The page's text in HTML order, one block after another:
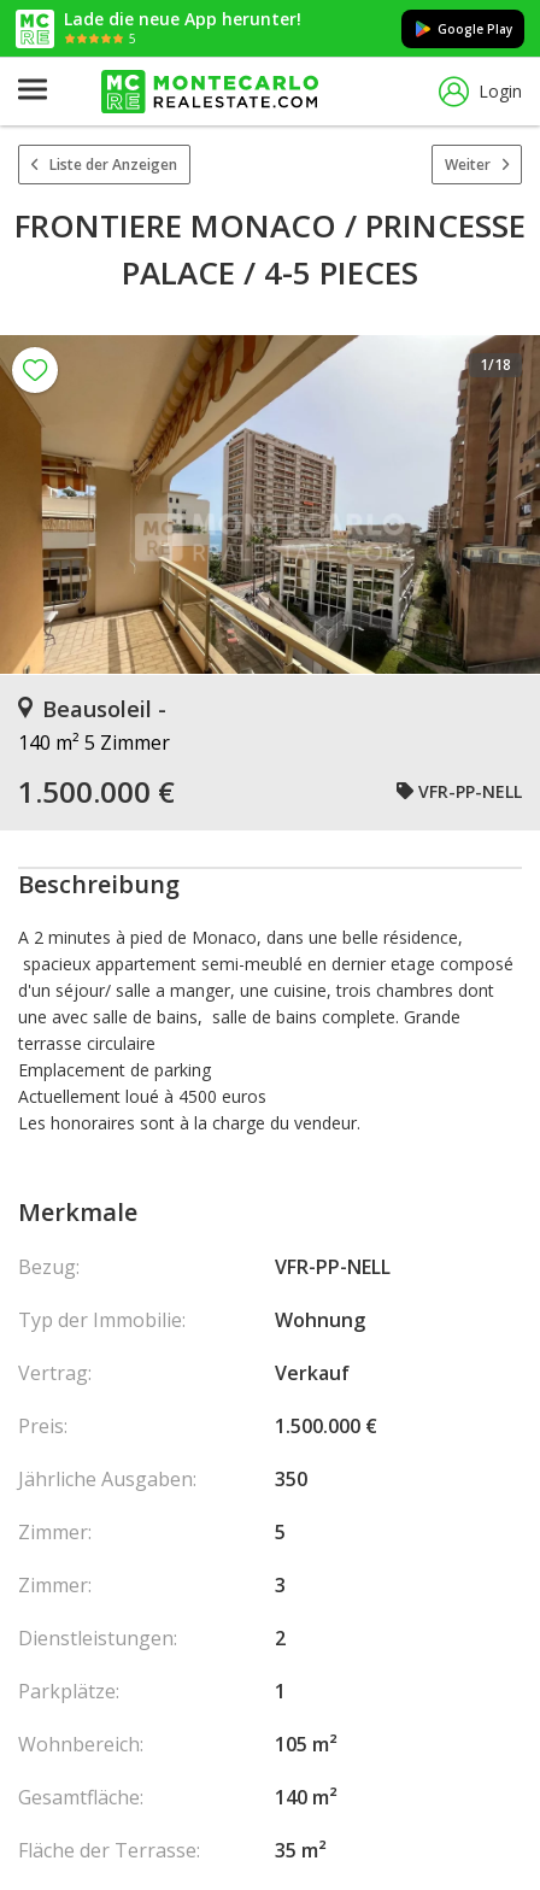
Lade die neue App herunter!
5
Google Play
Login
Liste der Anzeigen Weiter
FRONTIERE MONACO / PRINCESSE
PALACE / 4-5 PIECES
1/18
Beausoleil -
140 m² 5 Zimmer
1.500.000 € VFR-PP-NELL
Beschreibung
A 2 minutes à pied de Monaco, dans une belle résidence,
spacieux appartement semi-meublé en dernier etage composé
d'un séjour/ salle a manger, une cuisine, trois chambres dont
une avec salle de bains, salle de bains complete. Grande
terrasse circulaire
Emplacement de parking
Actuellement loué à 4500 euros
Les honoraires sont à la charge du vendeur.
Merkmale
Bezug:
VFR-PP-NELL
Typ der Immobilie:
Wohnung
Vertrag:
Verkauf
Preis:
1.500.000 €
Jährliche Ausgaben:
350
Zimmer:
5
Zimmer:
3
Dienstleistungen:
2
Parkplätze:
1
Wohnbereich:
105 m²
Gesamtfläche:
140 m²
Fläche der Terrasse:
35 m²